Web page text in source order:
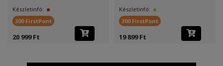
Készletinfó:
300 FirstPont
20 999 Ft
Készletinfó:
300 FirstPont
19 899 Ft